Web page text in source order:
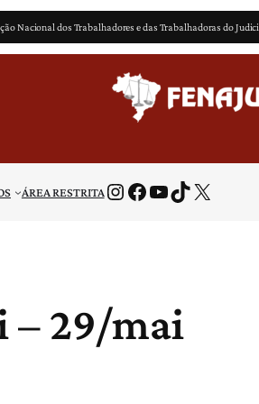
Nacional dos Trabalhadores e das Trabalhadoras do
ÁREA RESTRITAInstagram Facebook Youtube TikTok X
– 29/mai